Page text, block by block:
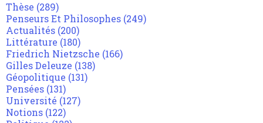
Thèse (289)
Penseurs Et Philosophes (249)
Actualités (200)
Littérature (180)
Friedrich Nietzsche (166)
Gilles Deleuze (138)
Géopolitique (131)
Pensées (131)
Université (127)
Notions (122)